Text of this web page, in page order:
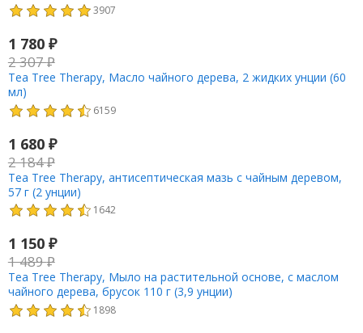
3907
1 780 ₽
2 307₽
Tea Tree Therapy, Масло чайного дерева, 2 жидких унции (60
мл)
6159
1 680 ₽
2 184₽
Tea Tree Therapy, антисептическая мазь с чайным деревом,
57 г (2 унции)
1642
1 150 ₽
1 489₽
Tea Tree Therapy, Мыло на растительной основе, с маслом
чайного дерева, брусок 110 г (3,9 унции)
1898